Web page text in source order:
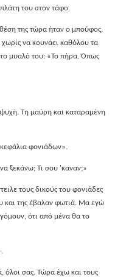
του στον τάφο.
θέση της τώρα ήταν ο μπούφος,
να κουνάει καθόλου τα
μυαλό του: «Το πήρα. Όπως
Τη μαύρη και καταραμένη
κεφάλια φονιάδων».
ξεκάνω; Τι σου 'καναν;»
τους δικούς του φονιάδες
και της έβαλαν φωτιά. Μα εγώ
ότι από μένα θα το
όλοι σας. Τώρα έχω και τους